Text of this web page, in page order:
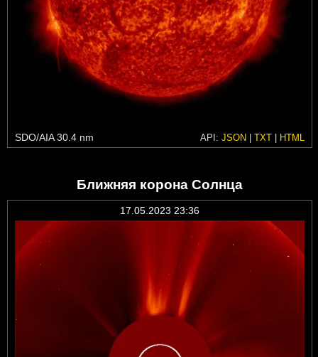
SDO/AIA 30.4 nm API: JSON | TXT | HTML
Ближняя корона Солнца
17.05.2023 23:36